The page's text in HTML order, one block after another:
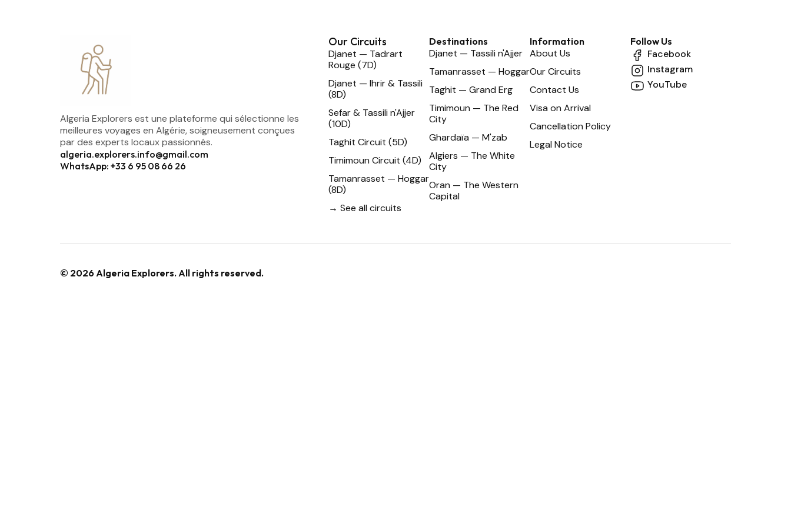
Algeria Explorers est une plateforme qui sélectionne les
meilleures voyages en Algérie, soigneusement conçues
par des experts locaux passionnés.
algeria.explorers.info@gmail.com
WhatsApp: +33 6 95 08 66 26
Our Circuits
Djanet — Tadrart
Rouge (7D)
Djanet — Ihrir & Tassili
(8D)
Sefar & Tassili n'Ajjer
(10D)
Taghit Circuit (5D)
Timimoun Circuit (4D)
Tamanrasset — Hoggar
(8D)
→ See all circuits
Destinations
Djanet — Tassili n'Ajjer
Tamanrasset — Hoggar
Taghit — Grand Erg
Timimoun — The Red
City
Ghardaïa — M'zab
Algiers — The White
City
Oran — The Western
Capital
Information
About Us
Our Circuits
Contact Us
Visa on Arrival
Cancellation Policy
Legal Notice
Follow Us
Facebook
Instagram
YouTube
© 2026 Algeria Explorers. All rights reserved.